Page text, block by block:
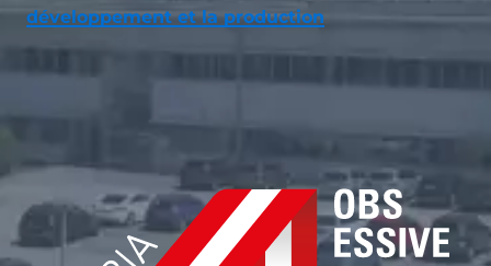
développement et la production